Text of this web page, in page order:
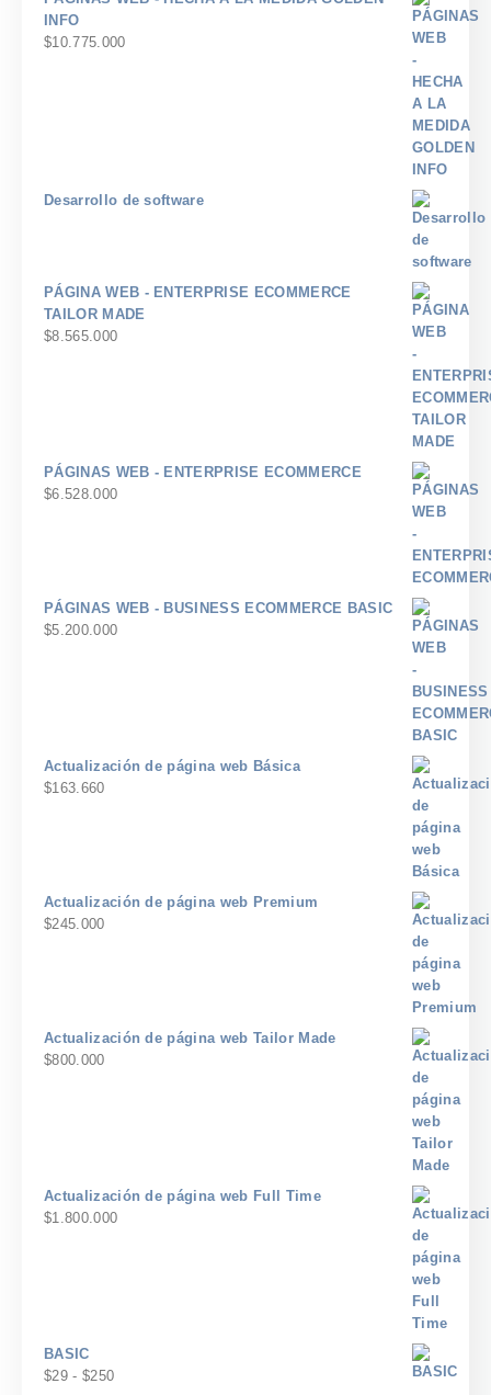
INFO
$10.775.000
Desarrollo de software
PÁGINA WEB - ENTERPRISE ECOMMERCE
TAILOR MADE
$8.565.000
PÁGINAS WEB - ENTERPRISE ECOMMERCE
$6.528.000
PÁGINAS WEB - BUSINESS ECOMMERCE BASIC
$5.200.000
Actualización de página web Básica
$163.660
Actualización de página web Premium
$245.000
Actualización de página web Tailor Made
$800.000
Actualización de página web Full Time
$1.800.000
BASIC
$29 - $250Rango